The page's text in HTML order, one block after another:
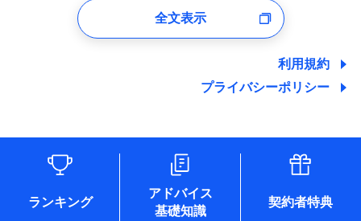
ユーザー登録受付および、管理のため
しくは委託を受けている保険会社・提携会社の保険その他に
関する情報を提供し、金融商品等の契約を勧奨するため、ま
た維持管理等の委託業務遂行のため、またそれらに付帯、関
情報を取引のある他の保険会社の商品・サービスをご提案す
るために利用させていただくことがあります。）
各種セミナーの開催のため
コンサルティングサービスの実施のため
アンケートやキャンペーン等の実施のため
上記に係る案内・手続き・管理等付帯業務を行うため
全文表示
利用規約
プライバシーポリシー
ランキング
アドバイス
基礎知識
契約者特典